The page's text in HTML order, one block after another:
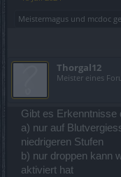
Meistermagus und mcdoc
Thorgal12
Meister eines
Gibt es Erkenntnisse
a) nur auf
niedrigeren Stufen
b) nur droppen kann
aktiviert hat